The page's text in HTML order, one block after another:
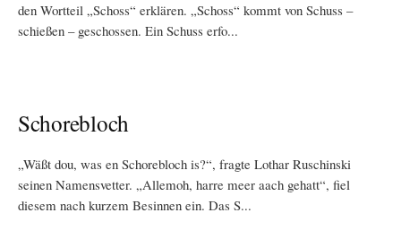
den Wortteil „Schoss“ erklären. „Schoss“ kommt von Schuss –
schießen – geschossen. Ein Schuss erfo...
Schorebloch
„Wäßt dou, was en Schorebloch is?“, fragte Lothar Ruschinski
seinen Namensvetter. „Allemoh, harre meer aach gehatt“, fiel
diesem nach kurzem Besinnen ein. Das S...